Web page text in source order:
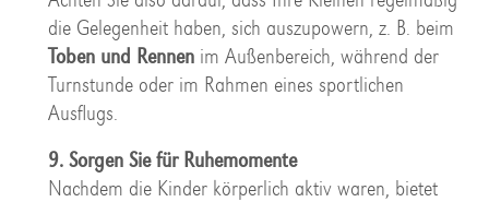
die Gelegenheit haben, sich auszupowern, z. B. beim
Toben und Rennenim Außenbereich, während der
Turnstunde oder im Rahmen eines sportlichen
Ausflugs.
9. Sorgen Sie für Ruhemomente
Nachdem die Kinder körperlich aktiv waren, bietet